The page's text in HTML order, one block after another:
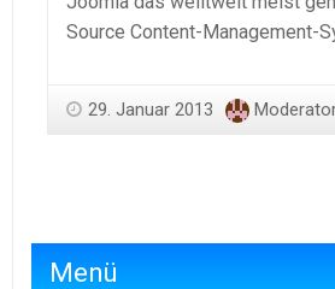
Source Content-Management-
29. Januar 2013
Menü